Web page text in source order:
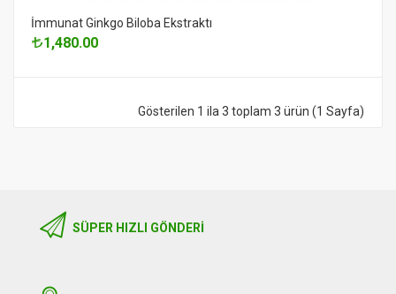
İmmunat Ginkgo Biloba Ekstraktı
1,480.00
Gösterilen 1 ila 3 toplam 3 ürün (1 Sayfa)
SÜPER HIZLI GÖNDERI